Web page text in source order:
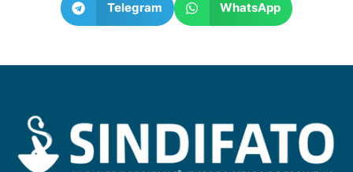
Telegram WhatsApp